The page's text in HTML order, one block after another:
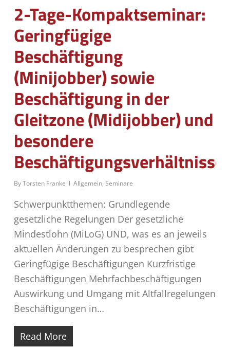
2-Tage-Kompaktseminar:
Geringfügige
Beschäftigung
(Minijobber) sowie
Beschäftigung in der
Gleitzone (Midijobber) und
besondere
Beschäftigungsverhältnisse
ByTorsten Franke Allgemein, Seminare
Schwerpunktthemen: Grundlegende
gesetzliche Regelungen Der gesetzliche
Mindestlohn (MiLoG) UND, was es an jeweils
aktuellen Änderungen zu besprechen gibt
Geringfügige Beschäftigungen Kurzfristige
Beschäftigungen Mehrfachbeschäftigungen
Auswirkung und Umgang mit Altfallregelungen
Beschäftigungen in…
Read More